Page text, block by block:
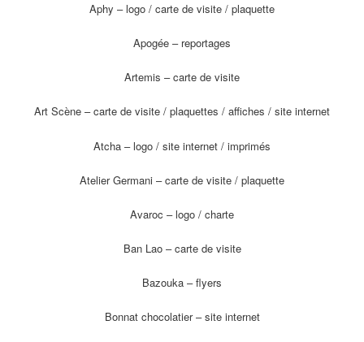
Aphy – logo / carte de visite / plaquette
Apogée – reportages
Artemis – carte de visite
Art Scène – carte de visite / plaquettes / affiches / site internet
Atcha – logo / site internet / imprimés
Atelier Germani – carte de visite / plaquette
Avaroc – logo / charte
Ban Lao – carte de visite
Bazouka – flyers
Bonnat chocolatier – site internet